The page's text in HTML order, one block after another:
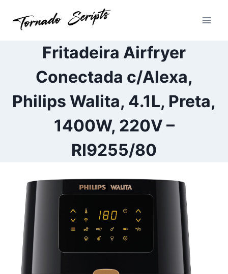
para
Fritadeira Airfryer
Conectada c/Alexa,
Philips Walita, 4.1L, Preta,
1400W, 220V –
RI9255/80